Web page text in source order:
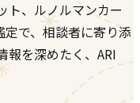
ト、ルノルマンカー
定で、相談者に寄り添
報を深めたく、ARI